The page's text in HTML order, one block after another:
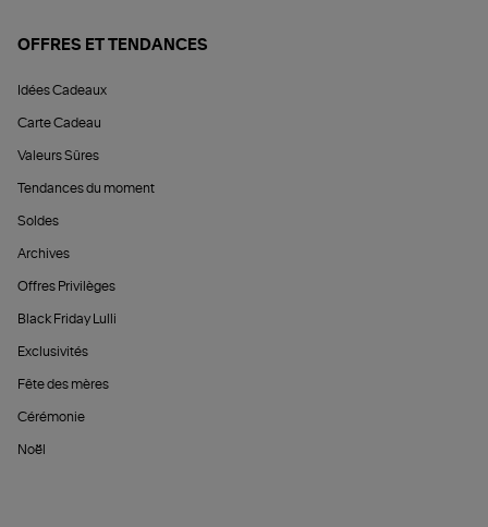
OFFRES ET TENDANCES
Idées Cadeaux
Carte Cadeau
Valeurs Sûres
Tendances du moment
Soldes
Archives
Offres Privilèges
Black Friday Lulli
Exclusivités
Fête des mères
Cérémonie
Noël